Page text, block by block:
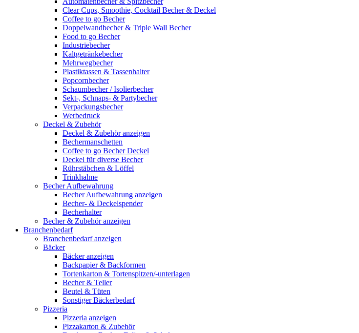
Clear Cups, Smoothie, Cocktail Becher & Deckel
Coffee to go Becher
Doppelwandbecher & Triple Wall Becher
Food to go Becher
Industriebecher
Kaltgetränkebecher
Mehrwegbecher
Plastiktassen & Tassenhalter
Popcornbecher
Schaumbecher / Isolierbecher
Sekt-, Schnaps- & Partybecher
Verpackungsbecher
Werbedruck
Deckel & Zubehör
Deckel & Zubehör anzeigen
Bechermanschetten
Coffee to go Becher Deckel
Deckel für diverse Becher
Rührstäbchen & Löffel
Trinkhalme
Becher Aufbewahrung
Becher Aufbewahrung anzeigen
Becher- & Deckelspender
Becherhalter
Becher & Zubehör anzeigen
Branchenbedarf
Branchenbedarf anzeigen
Bäcker
Bäcker anzeigen
Backpapier & Backformen
Tortenkarton & Tortenspitzen/-unterlagen
Becher & Teller
Beutel & Tüten
Sonstiger Bäckerbedarf
Pizzeria
Pizzeria anzeigen
Pizzakarton & Zubehör